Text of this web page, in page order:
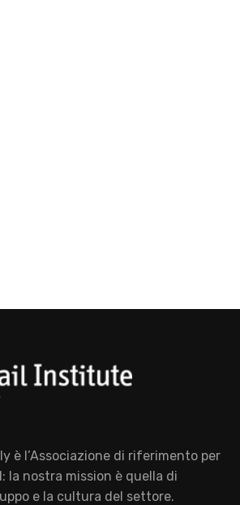
è l’Associazione di riferimento per
la nostra mission è quella di
e la cultura del settore.